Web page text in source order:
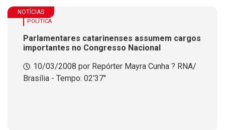
NOTÍCIAS
SERVIÇOS
NOTÍCIAS
POLÍTICA
Parlamentares catarinenses assumem cargos
importantes no Congresso Nacional
10/03/2008 por Repórter Mayra Cunha ? RNA/
Brasília - Tempo: 02'37''